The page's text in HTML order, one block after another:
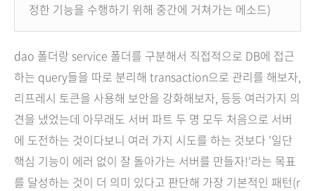
정한 기능을 수행하기 위해 중간에 거쳐가는 메소드)
dao 폴더랑 service 폴더를 구분해서 직접적으로 DB에 접근
하는 query들을 따로 분리해 transaction으로 관리를 해보자,
리프레시 토큰을 사용해 보안을 강화해보자, 등등 여러가지 의
견을 냈었는데 아무래도 서버 파트 두 명 모두 처음으로 서버
에 도전하는 것이다보니 여러 가지 시도를 하는 것보다 '일단
핵심 기능이 에러 없이 잘 돌아가는 서버를 만들자!'라는 목표
를 달성하는 것이 더 의미 있다고 판단해 가장 기본적인 패턴(r